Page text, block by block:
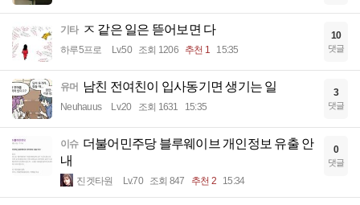
기타 ㅈ 같은 일은 뜯어보면 다
하루5프로 Lv.50 조회 1206 추천 1 15:35
10
댓글
유머 남친 전여친이 입사동기면 생기는 일
Neuhauus Lv.20 조회 1631 15:35
3
댓글
이슈 더불어민주당 블루웨이브 개인정보 유출 안
내
진겟타원 Lv.70 조회 847 추천 2 15:34
0
댓글